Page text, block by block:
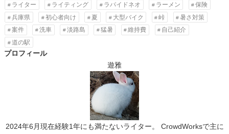
ライター
ライティング ラパイドネオ ラーメン
保険
兵庫県
初心者向け 夏 大型バイク 峠
暑さ対策
案件
洗車 淡路島 猛暑 維持費
自己紹介
道の駅
プロフィール
遊雅
2024年6月現在経験1年にも満たないライター。 CrowdWorksで主に